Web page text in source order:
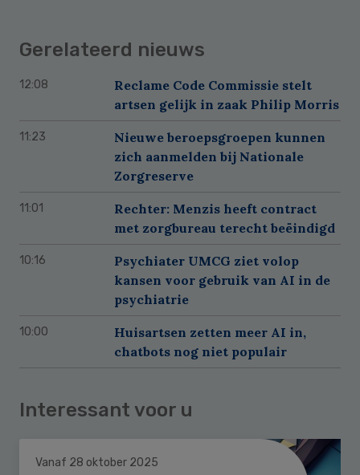
Gerelateerd nieuws
12:08
Reclame Code Commissie stelt
artsen gelijk in zaak Philip Morris
11:23
Nieuwe beroepsgroepen kunnen
zich aanmelden bij Nationale
Zorgreserve
11:01
Rechter: Menzis heeft contract
met zorgbureau terecht beëindigd
10:16
Psychiater UMCG ziet volop
kansen voor gebruik van AI in de
psychiatrie
10:00
Huisartsen zetten meer AI in,
chatbots nog niet populair
Interessant voor u
Vanaf 28 oktober 2025